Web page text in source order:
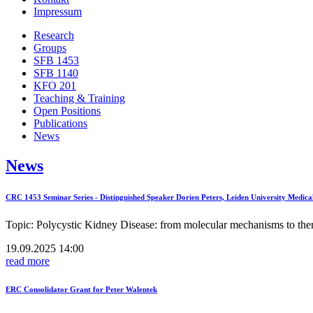
Impressum
Research
Groups
SFB 1453
SFB 1140
KFO 201
Teaching & Training
Open Positions
Publications
News
News
CRC 1453 Seminar Series - Distinguished Speaker Dorien Peters, Leiden University
Topic: Polycystic Kidney Disease: from molecular mechanisms to
19.09.2025 14:00
read more
ERC Consolidator Grant for Peter Walentek